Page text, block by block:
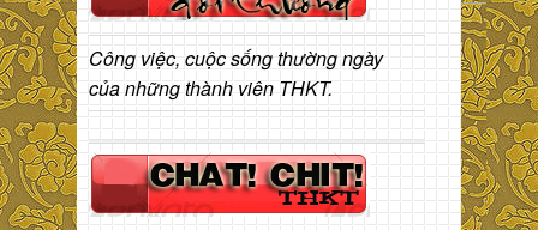
Công việc, cuộc sống thường ngày
của những thành viên THKT.